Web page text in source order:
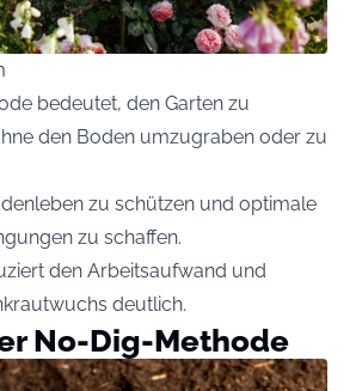
bedeutet, den Garten zu
den Boden umzugraben oder zu
zu schützen und optimale
zu schaffen.
den Arbeitsaufwand und
deutlich.
No-Dig-Methode